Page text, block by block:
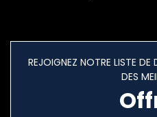
REJOIGNEZ NOTRE LISTE DE
DES